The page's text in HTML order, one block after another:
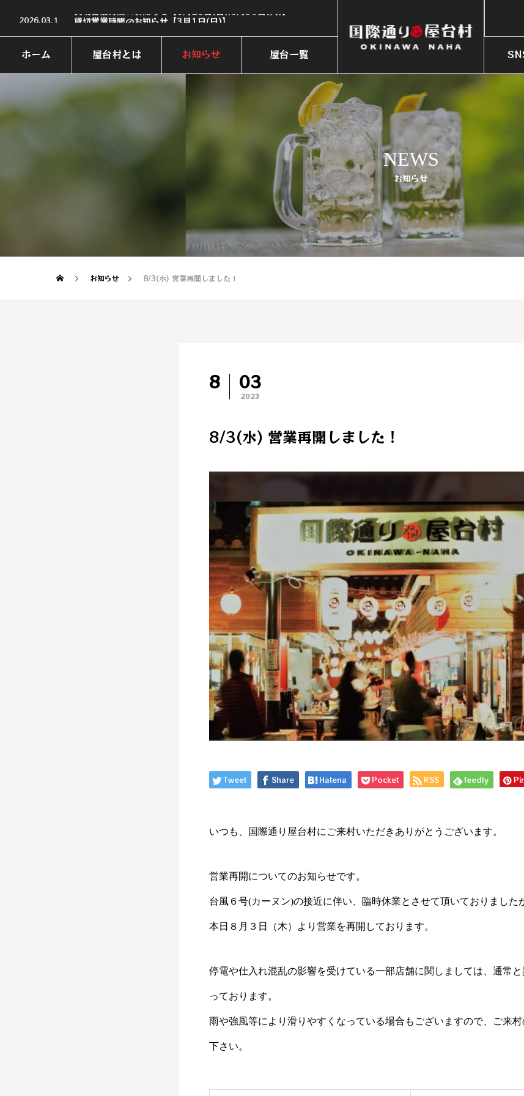
ホーム 屋台村とは お知らせ 屋台一覧
2026.03.1 貸切営業時間のお知らせ【3月1日(日)】
2025.11.26 11/26(水)村休日のお知らせ
【2025-2026】年末年始営業のお知らせ
2026.06.20 貸切営業時間のお知らせ【6月28日(日),6月30日(火)】
NEWS
お知らせ
お知らせ 8/3(水) 営業再開しました！
8 03
2023
8/3(水) 営業再開しました！
Tweet Share Hatena Pocket RSS feedly
いつも、国際通り屋台村にご来村いただきありがとうございます。
営業再開についてのお知らせです。
台風６号(カーヌン)の接近に伴い、臨時休業とさせて頂いておりました
本日８月３日（木）より営業を再開しております。
停電や仕入れ混乱の影響を受けている一部店舗に関しましては、通常
っております。
雨や強風等により滑りやすくなっている場合もございますので、ご来
下さい。